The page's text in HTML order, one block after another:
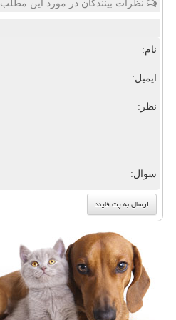
نظرات بینندگان در مورد این مطلب
نام:
ایمیل:
نظر:
سوال: